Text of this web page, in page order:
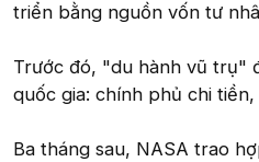
triển bằng nguồn vốn tư
Trước đó, "du hành vũ trụ"
quốc gia: chính phủ chi
Ba tháng sau, NASA trao